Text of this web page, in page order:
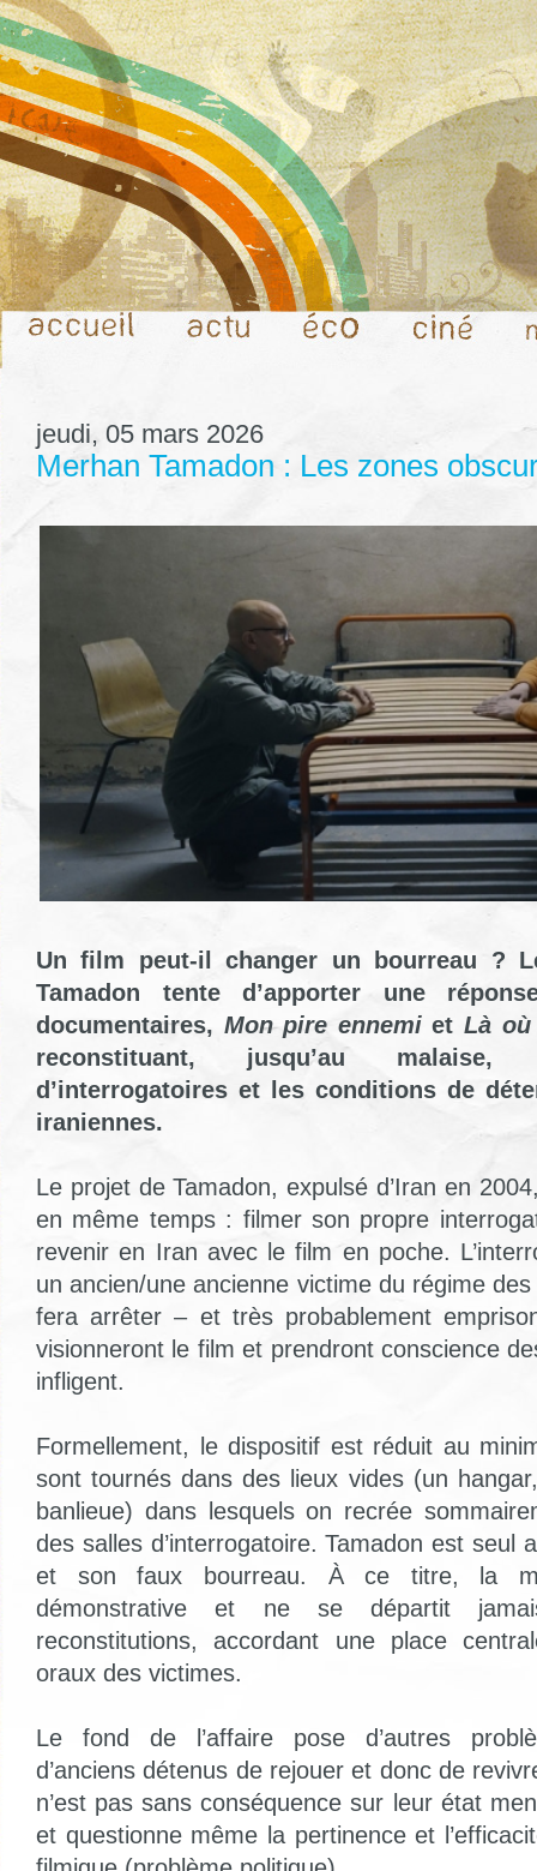
jeudi, 05 mars 2026
Merhan Tamadon : Les zones
Un film peut-il changer un bourreau ?
Tamadon tente d’apporter une
documentaires, Mon pire ennemietLà où
reconstituant, jusqu’au malaise,
d’interrogatoires et les conditions de
iraniennes.
Le projet de Tamadon, expulsé d’Iran en
en même temps : filmer son propre
revenir en Iran avec le film en poche.
un ancien/une ancienne victime du régime des
fera arrêter – et très probablement
visionneront le film et prendront conscience
infligent.
Formellement, le dispositif est réduit au
sont tournés dans des lieux vides (un
banlieue) dans lesquels on recrée
des salles d’interrogatoire. Tamadon est seul
et son faux bourreau. À ce titre, la
démonstrative et ne se départit
reconstitutions, accordant une place
oraux des victimes.
Le fond de l’affaire pose d’autres
d’anciens détenus de rejouer et donc de
n’est pas sans conséquence sur leur état
et questionne même la pertinence et